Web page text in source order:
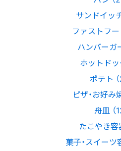
サンドイッチ
ファストフー
ハンバーガ
ホットドッ
ポテト （
ピザ・お好み
舟皿 （
たこやき容
菓子・スイーツ